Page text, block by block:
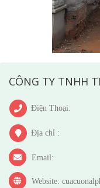
CÔNG TY TNHH
Điện Thoại:
Địa chỉ :
Email:
Website: